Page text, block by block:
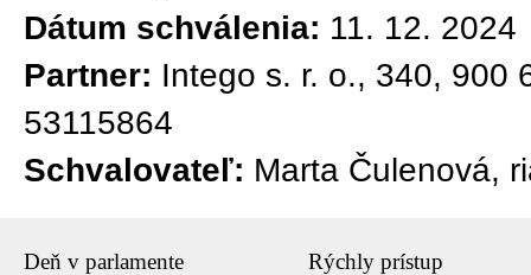
Dátum schválenia: 11. 12. 2024
Partner: Intego s. r. o., 340, 900
53115864
Schvalovateľ: Marta Čulenová,
Deň v parlamente Rýchly prístup